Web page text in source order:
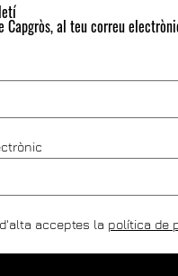
Capgròs, al teu correu
acceptes la política de